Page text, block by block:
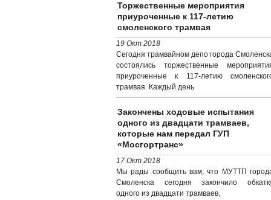
Торжественные мероприятия
приуроченные к 117-летию
смоленского трамвая
19 Окт 2018
Сегодня трамвайном депо города
состоялись торжественные
приуроченные к 117-летию
трамвая. Каждый день
Закончены ходовые испытания
одного из двадцати трамваев,
которые нам передал ГУП
«Мосгортранс»
17 Окт 2018
Мы рады сообщить вам, что МУТТП
Смоленска сегодня закончило
одного из двадцати трамваев,